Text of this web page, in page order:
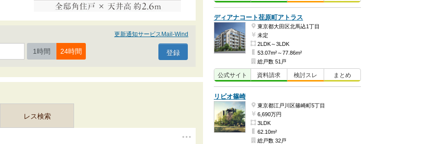
更新通知サービスMail-Wind
1時間 24時間
レス検索
ディアナコート荏原町アトラス
東京都大田区北馬込1丁目
未定
2LDK～3LDK
53.07m²～77.86m²
総戸数 51戸
公式サイト 資料請求 検討スレ まとめ
リビオ篠崎
東京都江戸川区篠崎町5丁目
6,690万円
3LDK
62.10m²
総戸数 32戸